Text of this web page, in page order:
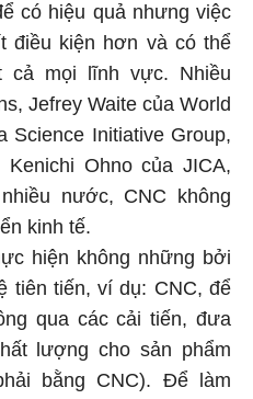
có hiệu quả nhưng việc
điều kiện hơn và có thể
mọi lĩnh vực. Nhiều
Jefrey Waite của World
Science Initiative Group,
Ohno của JICA,
nước, CNC không
kinh tế.
hiện không những bởi
tiên tiến, ví dụ: CNC, để
qua các cải tiến, đưa
lượng cho sản phẩm
bằng CNC). Để làm